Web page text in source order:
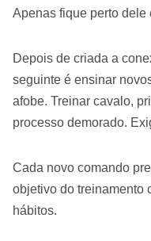
Apenas fique perto dele
Depois de criada a
seguinte é ensinar
afobe. Treinar cavalo,
processo demorado.
Cada novo comando
objetivo do treinamento
hábitos.